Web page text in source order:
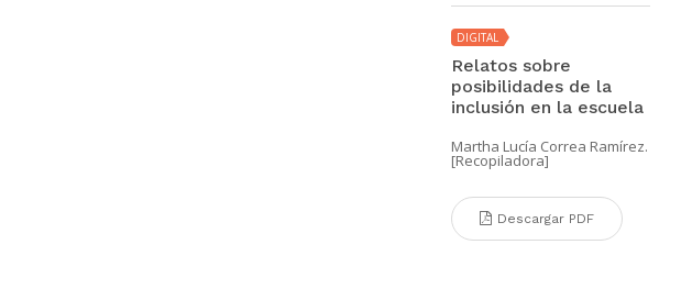
DIGITAL
Relatos sobre
posibilidades de la
inclusión en la escuela
Martha Lucía Correa Ramírez.
[Recopiladora]
Descargar PDF